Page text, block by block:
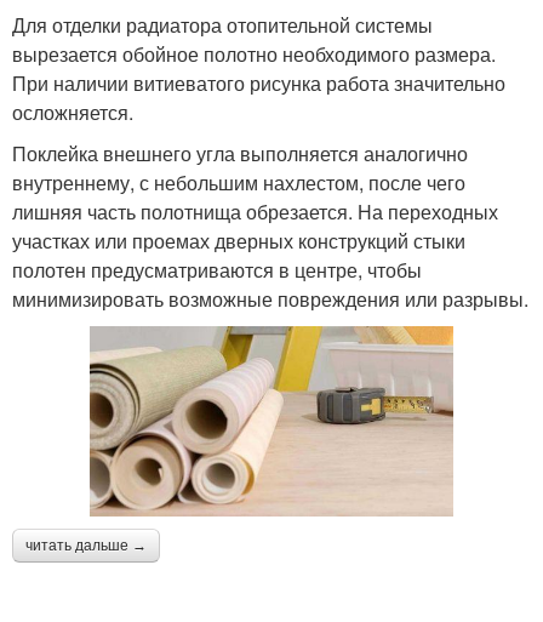
Для отделки радиатора отопительной системы
вырезается обойное полотно необходимого размера.
При наличии витиеватого рисунка работа значительно
осложняется.
Поклейка внешнего угла выполняется аналогично
внутреннему, с небольшим нахлестом, после чего
лишняя часть полотнища обрезается. На переходных
участках или проемах дверных конструкций стыки
полотен предусматриваются в центре, чтобы
минимизировать возможные повреждения или разрывы.
читать дальше →